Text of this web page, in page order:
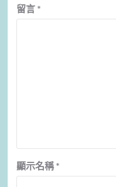
留言 *
顯示名稱 *